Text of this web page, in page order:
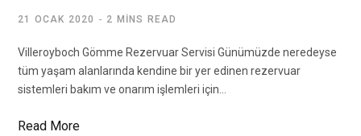
21 OCAK 2020 2 MINS READ
Villeroyboch Gömme Rezervuar Servisi Günümüzde neredeyse
tüm yaşam alanlarında kendine bir yer edinen rezervuar
sistemleri bakım ve onarım işlemleri için…
Read More